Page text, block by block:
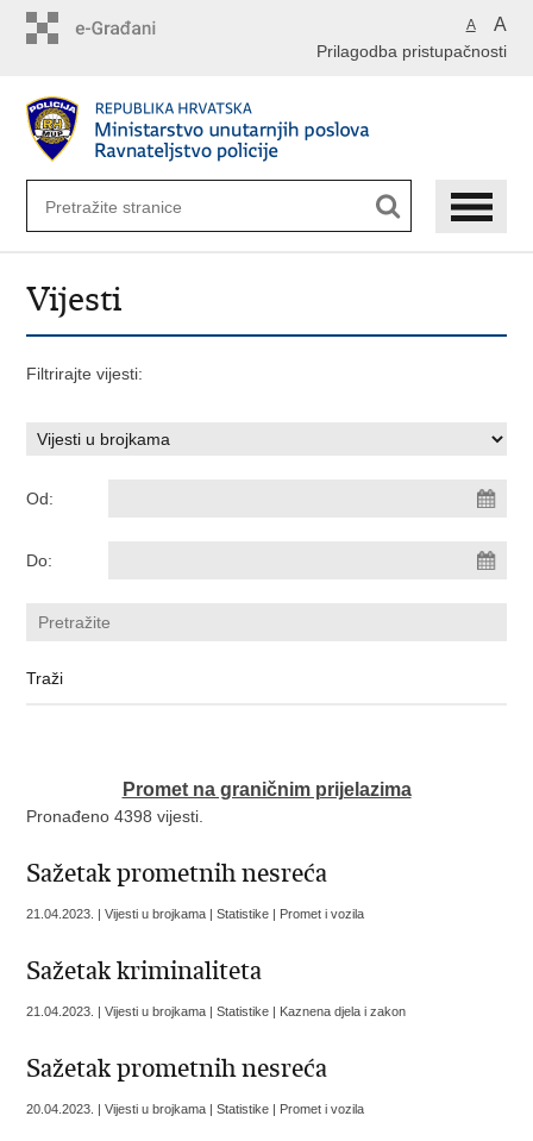
A A
Prilagodba pristupačnosti
Vijesti
Filtrirajte vijesti:
Od:
Do:
Promet na graničnim prijelazima
Pronađeno 4398 vijesti.
Sažetak prometnih nesreća
21.04.2023. | Vijesti u brojkama | Statistike | Promet i vozila
Sažetak kriminaliteta
21.04.2023. | Vijesti u brojkama | Statistike | Kaznena djela i zakon
Sažetak prometnih nesreća
20.04.2023. | Vijesti u brojkama | Statistike | Promet i vozila